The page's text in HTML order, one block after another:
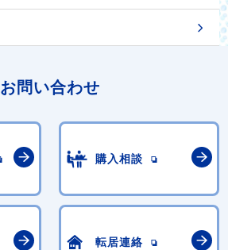
お問い合わせ
購入相談
転居連絡